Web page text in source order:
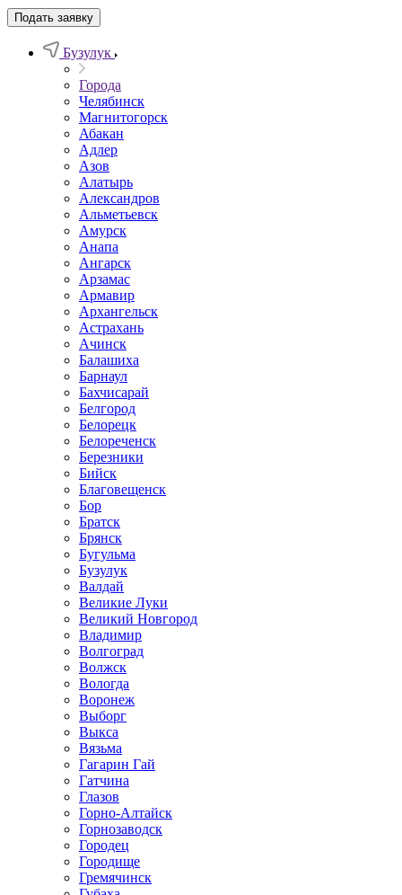
Подать заявку
Бузулук
Города
Челябинск
Магнитогорск
Абакан
Адлер
Азов
Алатырь
Александров
Альметьевск
Амурск
Анапа
Ангарск
Арзамас
Армавир
Архангельск
Астрахань
Ачинск
Балашиха
Барнаул
Бахчисарай
Белгород
Белорецк
Белореченск
Березники
Бийск
Благовещенск
Бор
Братск
Брянск
Бугульма
Бузулук
Валдай
Великие Луки
Великий Новгород
Владимир
Волгоград
Волжск
Вологда
Воронеж
Выборг
Выкса
Вязьма
Гагарин Гай
Гатчина
Глазов
Горно-Алтайск
Горнозаводск
Городец
Городище
Гремячинск